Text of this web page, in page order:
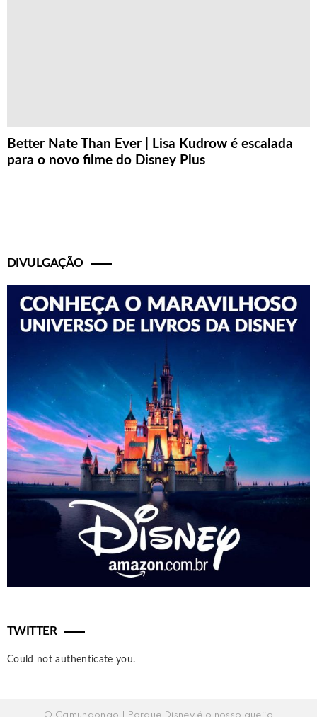
Better Nate Than Ever | Lisa Kudrow é escalada
para o novo filme do Disney Plus
DIVULGAÇÃO
TWITTER
Could not authenticate you.